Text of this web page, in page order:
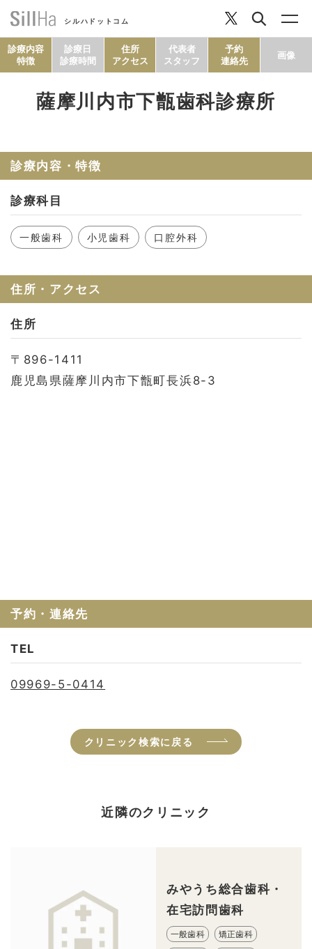
シルハドットコム
セルフチェック
診療内容
特徴
診療日
診療時間
住所
アクセス
代表者
スタッフ
予約
連絡先
画像
薩摩川内市下甑歯科診療所
診療内容・特徴
診療科目
一般歯科 小児歯科 口腔外科
住所・アクセス
住所
〒896-1411
鹿児島県薩摩川内市下甑町長浜8-3
予約・連絡先
TEL
09969-5-0414
クリニック検索に戻る
近隣のクリニック
みやうち総合歯科・
在宅訪問歯科
一般歯科 矯正歯科